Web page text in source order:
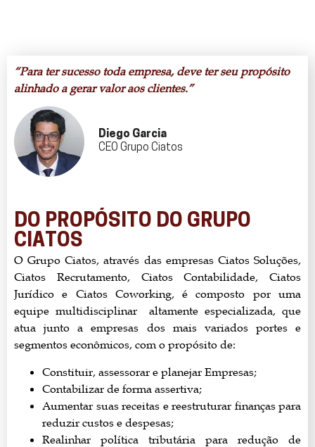
“Para ter sucesso toda empresa, deve ter seu propósito
alinhado a gerar valor aos clientes.”
Diego Garcia
CEO Grupo Ciatos
DO PROPÓSITO DO GRUPO
CIATOS
O Grupo Ciatos, através das empresas Ciatos Soluções,
Ciatos Recrutamento, Ciatos Contabilidade, Ciatos
Jurídico e Ciatos Coworking, é composto por uma
equipe multidisciplinar altamente especializada, que
atua junto a empresas dos mais variados portes e
segmentos econômicos, com o propósito de:
Constituir, assessorar e planejar Empresas;
Contabilizar de forma assertiva;
Aumentar suas receitas e reestruturar finanças para
reduzir custos e despesas;
Realinhar política tributária para redução de